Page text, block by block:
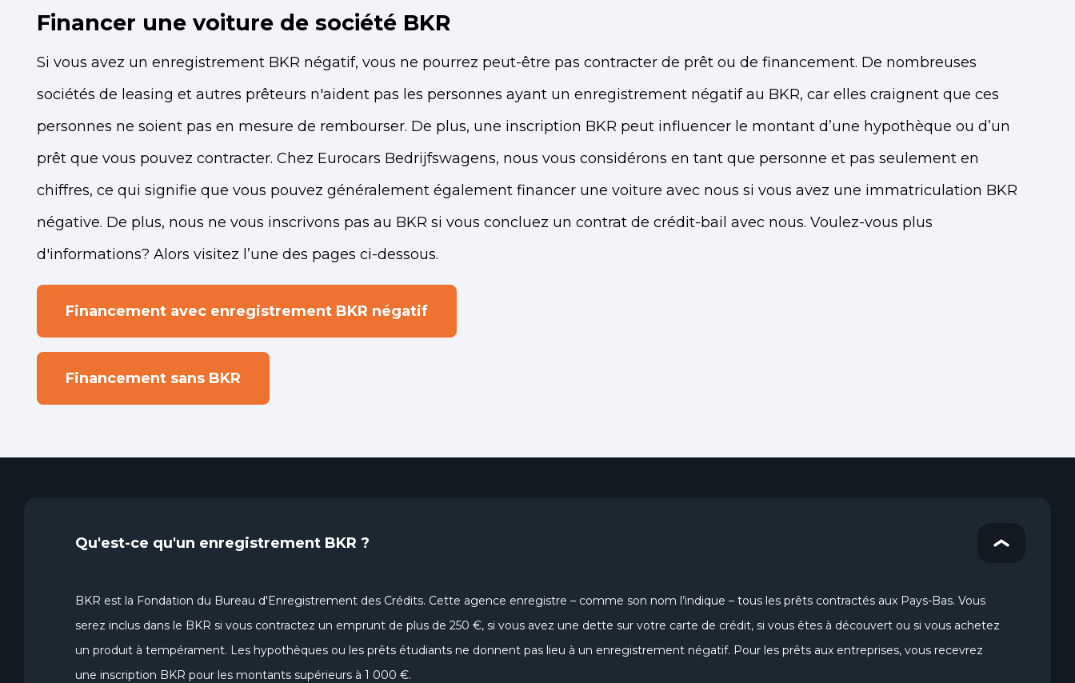
Financer une voiture de société BKR
Si vous avez un enregistrement BKR négatif, vous ne pourrez peut-être pas contracter de prêt ou de financement. De nombreuses
sociétés de leasing et autres prêteurs n'aident pas les personnes ayant un enregistrement négatif au BKR, car elles craignent que ces
personnes ne soient pas en mesure de rembourser. De plus, une inscription BKR peut influencer le montant d’une hypothèque ou d’un
prêt que vous pouvez contracter. Chez Eurocars Bedrijfswagens, nous vous considérons en tant que personne et pas seulement en
chiffres, ce qui signifie que vous pouvez généralement également financer une voiture avec nous si vous avez une immatriculation BKR
négative. De plus, nous ne vous inscrivons pas au BKR si vous concluez un contrat de crédit-bail avec nous. Voulez-vous plus
d'informations? Alors visitez l’une des pages ci-dessous.
Financement avec enregistrement BKR négatif
Financement sans BKR
Qu'est-ce qu'un enregistrement BKR ?
BKR est la Fondation du Bureau d'Enregistrement des Crédits. Cette agence enregistre – comme son nom l’indique – tous les prêts contractés aux Pays-Bas. Vous
serez inclus dans le BKR si vous contractez un emprunt de plus de 250 €, si vous avez une dette sur votre carte de crédit, si vous êtes à découvert ou si vous achetez
un produit à tempérament. Les hypothèques ou les prêts étudiants ne donnent pas lieu à un enregistrement négatif. Pour les prêts aux entreprises, vous recevrez
une inscription BKR pour les montants supérieurs à 1 000 €.